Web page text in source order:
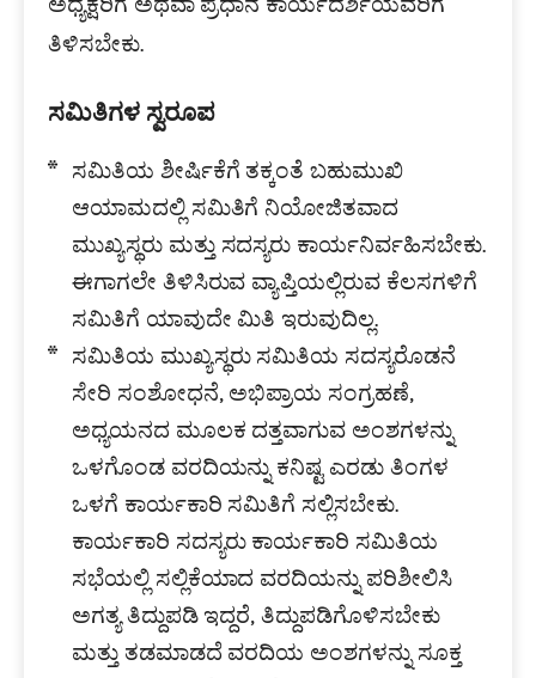
ತಿಳಿಸಬೇಕು.
ಸಮಿತಿಗಳ ಸ್ವರೂಪ
ಸಮಿತಿಯ ಶೀರ್ಷಿಕೆಗೆ ತಕ್ಕಂತೆ ಬಹುಮುಖಿ
ಆಯಾಮದಲ್ಲಿ ಸಮಿತಿಗೆ ನಿಯೋಜಿತವಾದ
ಮುಖ್ಯಸ್ಥರು ಮತ್ತು ಸದಸ್ಯರು ಕಾರ್ಯನಿರ್ವಹಿಸಬೇಕು.
ಈಗಾಗಲೇ ತಿಳಿಸಿರುವ ವ್ಯಾಪ್ತಿಯಲ್ಲಿರುವ ಕೆಲಸಗಳಿಗೆ
ಸಮಿತಿಗೆ ಯಾವುದೇ ಮಿತಿ ಇರುವುದಿಲ್ಲ.
ಸಮಿತಿಯ ಮುಖ್ಯಸ್ಥರು ಸಮಿತಿಯ ಸದಸ್ಯರೊಡನೆ
ಸೇರಿ ಸಂಶೋಧನೆ, ಅಭಿಪ್ರಾಯ ಸಂಗ್ರಹಣೆ,
ಅಧ್ಯಯನದ ಮೂಲಕ ದತ್ತವಾಗುವ ಅಂಶಗಳನ್ನು
ಒಳಗೊಂಡ ವರದಿಯನ್ನು ಕನಿಷ್ಟ ಎರಡು ತಿಂಗಳ
ಒಳಗೆ ಕಾರ್ಯಕಾರಿ ಸಮಿತಿಗೆ ಸಲ್ಲಿಸಬೇಕು.
ಕಾರ್ಯಕಾರಿ ಸದಸ್ಯರು ಕಾರ್ಯಕಾರಿ ಸಮಿತಿಯ
ಸಭೆಯಲ್ಲಿ ಸಲ್ಲಿಕೆಯಾದ ವರದಿಯನ್ನು ಪರಿಶೀಲಿಸಿ
ಅಗತ್ಯ ತಿದ್ದುಪಡಿ ಇದ್ದರೆ, ತಿದ್ದುಪಡಿಗೊಳಿಸಬೇಕು
ಮತ್ತು ತಡಮಾಡದೆ ವರದಿಯ ಅಂಶಗಳನ್ನು ಸೂಕ್ತ